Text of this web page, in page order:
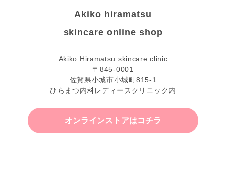
Akiko hiramatsu
skincare online shop
Akiko Hiramatsu skincare clinic
〒845-0001
佐賀県小城市小城町815-1
ひらまつ内科レディースクリニック内
オンラインストアはコチラ